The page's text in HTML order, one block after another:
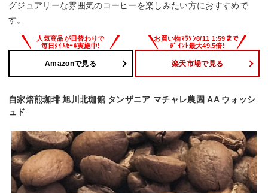
グジュアリーな雰囲気のコーヒーを楽しみたい方におすすめで
す。
Amazonで見る 楽天市場で見る
自家焙煎珈琲 旭川北珈館 タンザニア マチャレ農園 AA ウォッシ
ュド